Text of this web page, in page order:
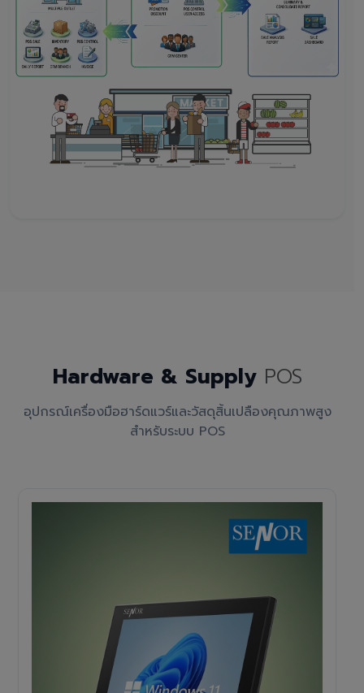
Hardware & Supply POS
อุปกรณ์เครื่องมือฮาร์ดแวร์และวัสดุสิ้นเปลืองคุณภาพสูง
สำหรับระบบ POS